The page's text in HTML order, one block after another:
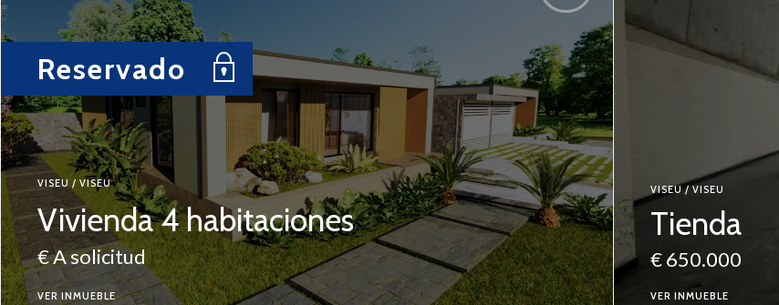
Reservado
VISEU / VISEU
Vivienda 4 habitaciones
€ A solicitud
VER INMUEBLE
VISEU / VISEU
Tienda
€ 650.000
VER INMUEBLE